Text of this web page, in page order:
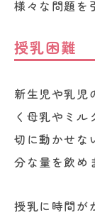
様々な問題を
授乳困難
新生児や乳児
く母乳やミ
切に動かせな
分な量を飲め
授乳に時間が